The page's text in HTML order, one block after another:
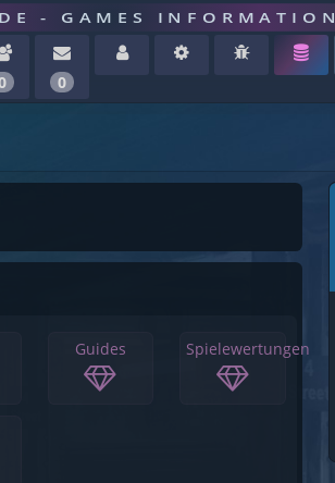
- GAMES INFORMATION
0
Guides Spielewertungen